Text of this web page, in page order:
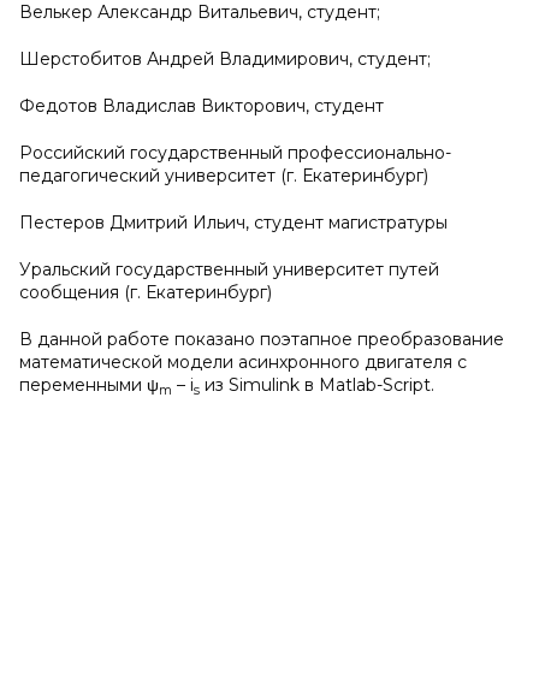
Велькер Александр Витальевич, студент;
Шерстобитов Андрей Владимирович, студент;
Федотов Владислав Викторович, студент
Российский государственный профессионально-
педагогический университет (г. Екатеринбург)
Пестеров Дмитрий Ильич, студент магистратуры
Уральский государственный университет путей
сообщения (г. Екатеринбург)
В данной работе показано поэтапное преобразование
математической модели асинхронного двигателя с
переменными ψm – is из Simulink в Matlab-Script.